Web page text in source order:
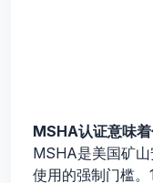
MSHA认证意味
MSHA是美国矿
使用的强制门槛